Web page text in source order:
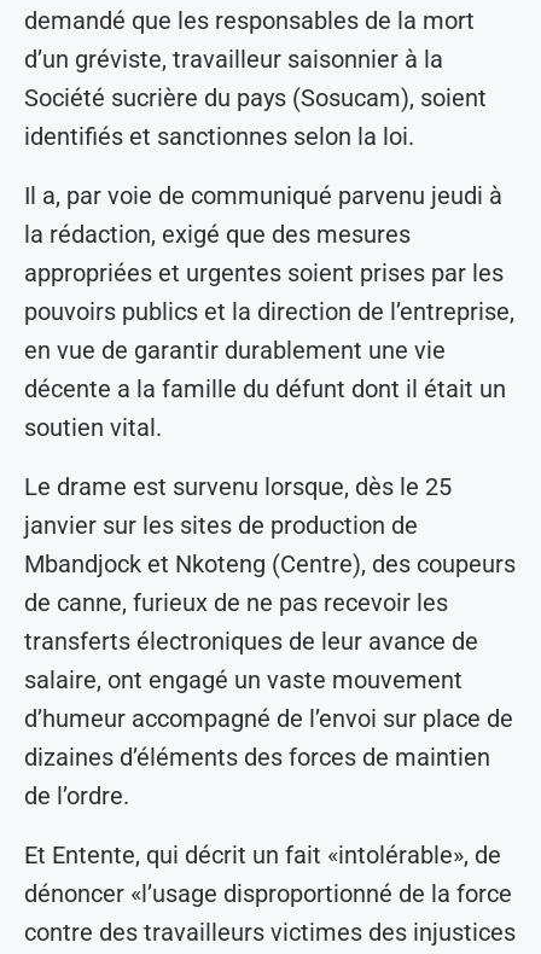
demandé que les responsables de la mort
d’un gréviste, travailleur saisonnier à la
Société sucrière du pays (Sosucam), soient
identifiés et sanctionnes selon la loi.
Il a, par voie de communiqué parvenu jeudi à
la rédaction, exigé que des mesures
appropriées et urgentes soient prises par les
pouvoirs publics et la direction de l’entreprise,
en vue de garantir durablement une vie
décente a la famille du défunt dont il était un
soutien vital.
Le drame est survenu lorsque, dès le 25
janvier sur les sites de production de
Mbandjock et Nkoteng (Centre), des coupeurs
de canne, furieux de ne pas recevoir les
transferts électroniques de leur avance de
salaire, ont engagé un vaste mouvement
d’humeur accompagné de l’envoi sur place de
dizaines d’éléments des forces de maintien
de l’ordre.
Et Entente, qui décrit un fait «intolérable», de
dénoncer «l’usage disproportionné de la force
contre des travailleurs victimes des injustices